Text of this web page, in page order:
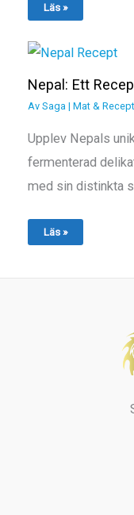
Läs »
Nepal: Ett
Av Saga|Mat & Recept
Upplev Nepals
fermenterad
med sin distinkta
Läs »